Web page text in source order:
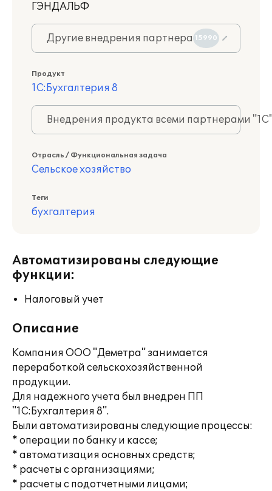
ГЭНДАЛЬФ
Другие внедрения партнера 15990
Продукт
1С:Бухгалтерия 8
Внедрения продукта всеми партнерами
Отрасль / Функциональная задача
Сельское хозяйство
Теги
бухгалтерия
Автоматизированы следующие
функции:
Налоговый учет
Описание
Компания ООО "Деметра" занимается
переработкой сельскохозяйственной
продукции.
Для надежного учета был внедрен ПП
"1С:Бухгалтерия 8".
Были автоматизированы следующие процессы:
* операции по банку и кассе;
* автоматизация основных средств;
* расчеты с организациями;
* расчеты с подотчетными лицами;